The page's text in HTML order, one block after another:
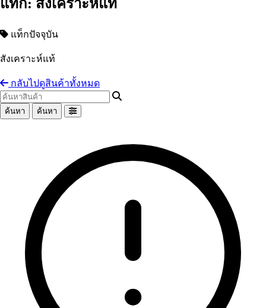
น้ำมันปั๊มลมAir Compressor Oil
น้ำมันห้องเย็น
อื่นๆ Others
น้ำมันเบรกBrake Fluid
อื่นๆ Others
แท็ก: สังเคราะห์แท้
แท็กปัจจุบัน
สังเคราะห์แท้
กลับไปดูสินค้าทั้งหมด
ค้นหา ค้นหา